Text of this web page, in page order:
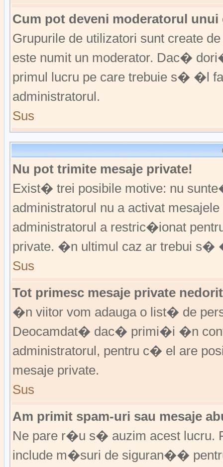
Cum pot deveni moderatorul
Grupurile de utilizatori sunt create
este numit un moderator. Dac�
primul lucru pe care trebuie s� �l
administratorul.
Sus
Nu pot trimite mesaje private!
Exist� trei posibile motive: nu
administratorul nu a activat
administratorul a restric�ionat
private. �n ultimul caz ar trebui s�
Sus
Tot primesc mesaje private
�n viitor vom adauga o list� de
Deocamdat� dac� primi�i �n
administratorul, pentru c� el are
mesaje private.
Sus
Am primit spam-uri sau mesaje
Ne pare r�u s� auzim acest lucru.
include m�suri de siguran��